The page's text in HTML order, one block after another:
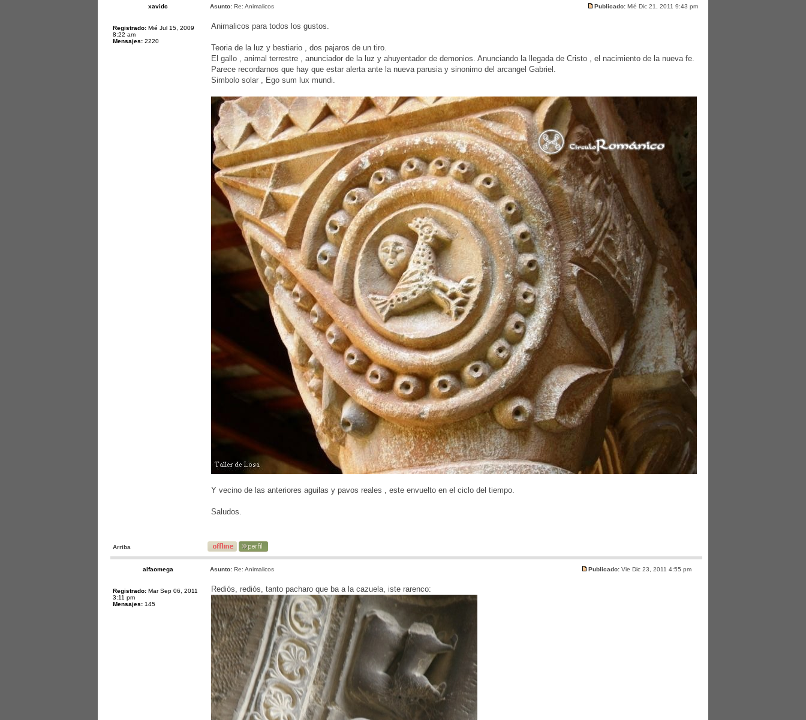
xavidc Asunto: Re: Animalicos Publicado: Mié Dic 21, 2011 9:43 pm
Registrado: Mié Jul 15, 2009
8:22 am
Mensajes: 2220
Animalicos para todos los gustos.
Teoria de la luz y bestiario , dos pajaros de un tiro.
El gallo , animal terrestre , anunciador de la luz y ahuyentador de demonios. Anunciando la llegada de Cristo , el nacimiento de la nueva fe.
Parece recordarnos que hay que estar alerta ante la nueva parusia y sinonimo del arcangel Gabriel.
Simbolo solar , Ego sum lux mundi.
Y vecino de las anteriores aguilas y pavos reales , este envuelto en el ciclo del tiempo.
Saludos.
Arriba
alfaomega Asunto: Re: Animalicos Publicado: Vie Dic 23, 2011 4:55 pm
Registrado: Mar Sep 06, 2011
3:11 pm
Mensajes: 145
Rediós, rediós, tanto pacharo que ba a la cazuela, iste rarenco: